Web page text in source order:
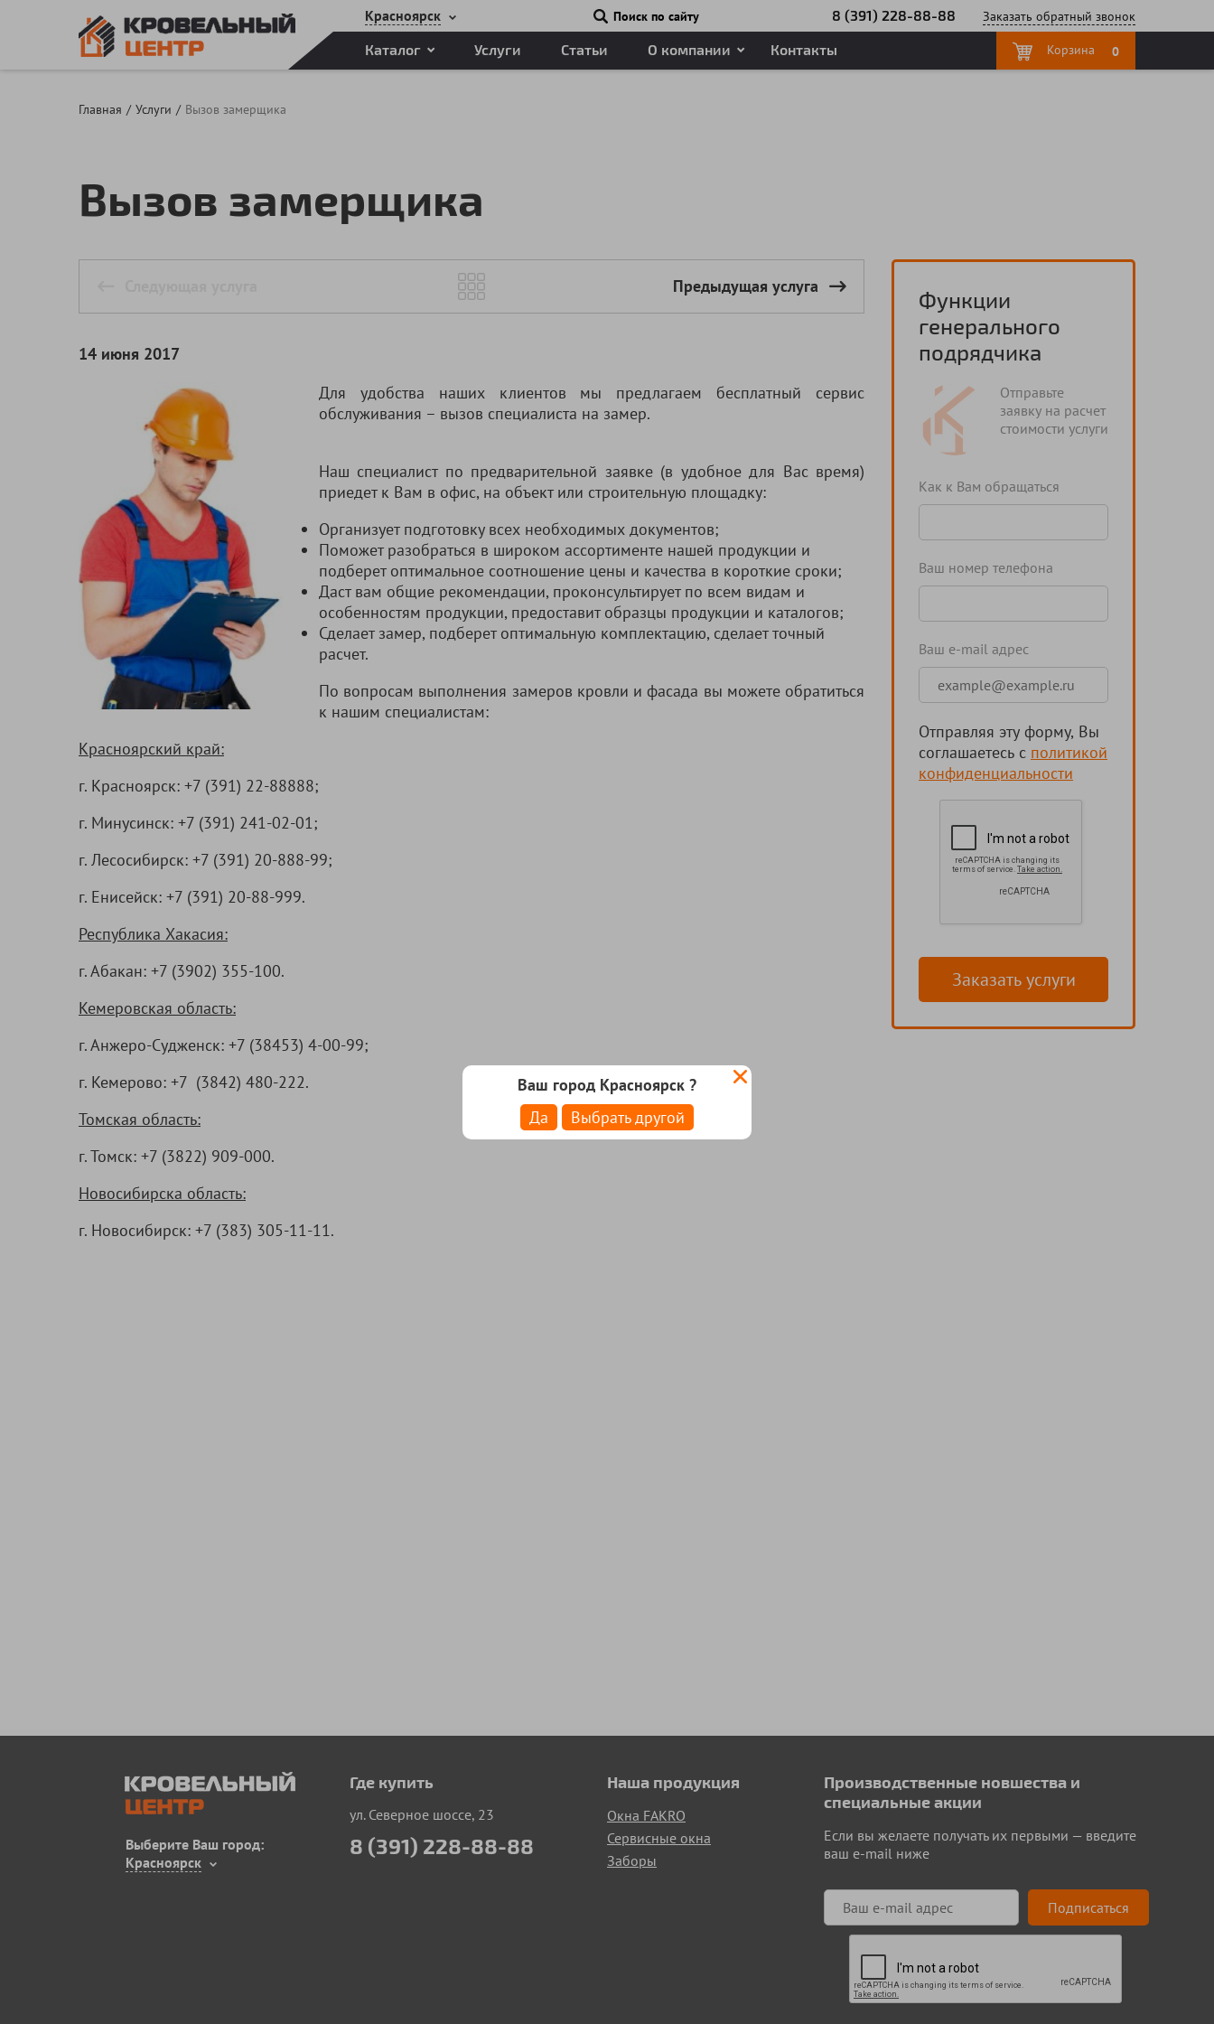
Красноярск Поиск по сайту 8 (391) 228-88-88 Заказать обратный звонок
Каталог Услуги Статьи О компании Контакты Корзина 0
Ваш город Красноярск ?
Да
Выбрать другой
Главная Услуги Вызов замерщика
Вызов замерщика
Предыдущая услуга
14 июня 2017
Для удобства наших клиентов мы предлагаем бесплатный сервис
обслуживания – вызов специалиста на замер.
Наш специалист по предварительной заявке (в удобное для Вас время)
приедет к Вам в офис, на объект или строительную площадку:
Организует подготовку всех необходимых документов;
Поможет разобраться в широком ассортименте нашей продукции и
подберет оптимальное соотношение цены и качества в короткие сроки;
Даст вам общие рекомендации, проконсультирует по всем видам и
особенностям продукции, предоставит образцы продукции и каталогов;
Сделает замер, подберет оптимальную комплектацию, сделает точный
расчет.
По вопросам выполнения замеров кровли и фасада вы можете обратиться
к нашим специалистам:
Красноярский край:
г. Красноярск: +7 (391) 22-88888;
г. Минусинск: +7 (391) 241-02-01 ;
г. Лесосибирск: +7 (391) 20-888-99;
г. Енисейск: +7 (391) 20-88-999.
Республика Хакасия:
г. Абакан: +7 (3902) 355-100.
Кемеровская область:
г. Анжеро-Судженск: +7 (38453) 4-00-99;
г. Кемерово: +7 (3842) 480-222.
Томская область:
г. Томск: +7 (3822) 909-000.
Новосибирска область:
г. Новосибирск: +7 (383) 305-11-11.
Функции
генерального
подрядчика
Отправьте
заявку на расчет
стоимости услуги
Как к Вам обращаться
Ваш номер телефона
Ваш e-mail адрес
Отправляя эту форму, Вы
соглашаетесь с политикой
конфиденциальности
Заказать услуги
Выберите Ваш город:
Красноярск
Где купить
ул. Северное шоссе, 23
8 (391) 228-88-88
Наша продукция
Окна FAKRO
Сервисные окна
Заборы
Производственные новшества и
специальные акции
Если вы желаете получать их первыми — введите
ваш e-mail ниже
Подписаться